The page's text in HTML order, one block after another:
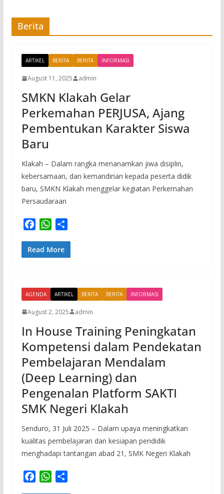
Berita
ARTIKEL BERITA BERITA INFORMASI
August 11, 2025 admin
SMKN Klakah Gelar
Perkemahan PERJUSA, Ajang
Pembentukan Karakter Siswa
Baru
Klakah – Dalam rangka menanamkan jiwa disiplin,
kebersamaan, dan kemandirian kepada peserta didik
baru, SMKN Klakah menggelar kegiatan Perkemahan
Persaudaraan
c
e
o
k
W
a
t
p
p
r
Read More
AGENDA ARTIKEL BERITA BERITA INFORMASI
August 2, 2025 admin
In House Training Peningkatan
Kompetensi dalam Pendekatan
Pembelajaran Mendalam
(Deep Learning) dan
Pengenalan Platform SAKTI
SMK Negeri Klakah
Senduro, 31 Juli 2025 – Dalam upaya meningkatkan
kualitas pembelajaran dan kesiapan pendidik
menghadapi tantangan abad 21, SMK Negeri Klakah
W